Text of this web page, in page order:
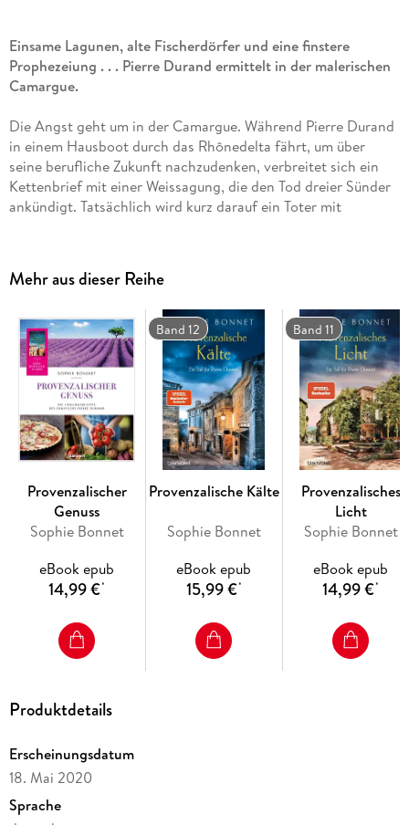
Einsame Lagunen, alte Fischerdörfer und eine finstere
Prophezeiung . . . Pierre Durand ermittelt in der malerischen
Camargue.
Die Angst geht um in der Camargue. Während Pierre Durand
in einem Hausboot durch das Rhônedelta fährt, um über
seine berufliche Zukunft nachzudenken, verbreitet sich ein
Kettenbrief mit einer Weissagung, die den Tod dreier Sünder
ankündigt. Tatsächlich wird kurz darauf ein Toter mit
an Bord von Pierres Hausboot versteckt und behauptet, sein
Gedächtnis verloren zu haben. Der Präfekt bittet den
ehemaligen Dorfpolizisten um Unterstützung. Mit Hilfe einer
'gitane' versucht Pierre, dem Geheimnis der Kettenbriefe auf
die Spur zu kommen. Alles deutet auf einen Konflikt zwischen
den Kulturen hin, doch ein weiterer Mord rückt die
Verbrechen in ein neues Licht. Pierre erkennt, dass er auf
seine Intuition vertrauen muss, um zu verhindern, dass sich
auch noch der letzte Teil der Prophezeiung erfüllt . . .
'Niemand verbindet Genuss und Verbrechen so harmonisch
wie Sophie Bonnet in ihren Provence-Krimis.'
Hamburger
Morgenpost
Lesen Sie auch weitere Romane der hoch spannenden 'Pierre
Durand'-Reihe!
Alle Bände sind eigenständige Fälle und können unabhängig
Mehr aus dieser Reihe
Provenzalischer
Genuss
Sophie Bonnet
eBook epub
14,99 €*
Band 12
Provenzalische Kälte
Sophie Bonnet
eBook epub
15,99 €*
Band 11
Provenzalisches
Licht
Sophie Bonnet
eBook epub
14,99 €*
Produktdetails
Erscheinungsdatum
18. Mai 2020
Sprache